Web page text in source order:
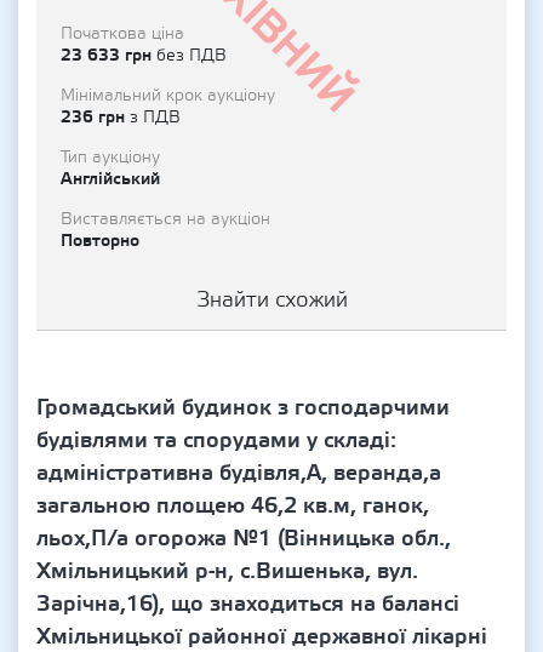
Початкова ціна
23 633 грн без ПДВ
Мінімальний крок аукціону
236 грн з ПДВ
Тип аукціону
Англійський
Виставляється на аукціон
Повторно
Знайти схожий
Громадський будинок з господарчими
будівлями та спорудами у складі:
адміністративна будівля,А, веранда,а
загальною площею 46,2 кв.м, ганок,
льох,П/а огорожа №1 (Вінницька обл.,
Хмільницький р-н, с.Вишенька, вул.
Зарічна,16), що знаходиться на балансі
Хмільницької районної державної лікарні